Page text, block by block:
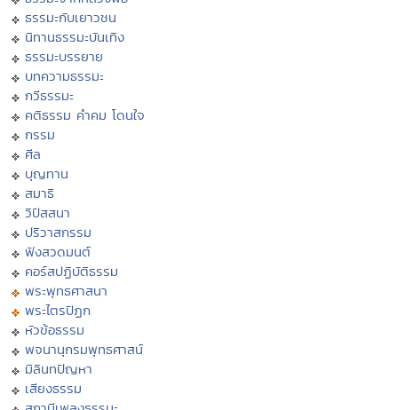
ธรรมะกับเยาวชน
นิทานธรรมะบันเทิง
ธรรมะบรรยาย
บทความธรรมะ
กวีธรรมะ
คติธรรม คำคม โดนใจ
กรรม
ศีล
บุญทาน
สมาธิ
วิปัสสนา
ปริวาสกรรม
ฟังสวดมนต์
คอร์สปฏิบัติธรรม
พระพุทธศาสนา
พระไตรปิฏก
หัวข้อธรรม
พจนานุกรมพุทธศาสน์
มิลินทปัญหา
เสียงธรรม